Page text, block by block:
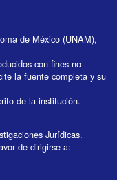
de México (UNAM),
con fines no
la fuente completa y su
de la institución.
Jurídicas.
de dirigirse a: